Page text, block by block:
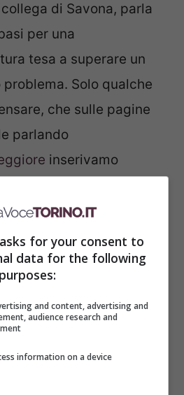
di Savona, parla
per una
tesa a superare un
problema. Solo qualche
che sulle pagine
parlando
inserivamo
guarda al futuro e pensa
infatti, nella sua
di tempi maturi e da
a nuove e
for your consent to
data for the following
purposes:
and content, advertising and
audience research and
information on a device